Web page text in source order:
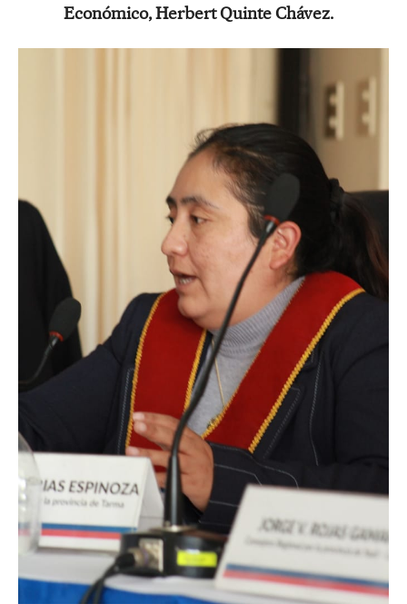
Económico, Herbert Quinte Chávez.